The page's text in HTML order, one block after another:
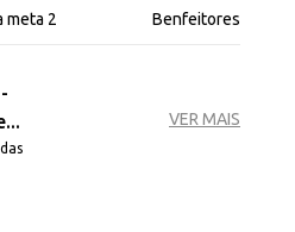
meta 2 Benfeitores
VER MAIS